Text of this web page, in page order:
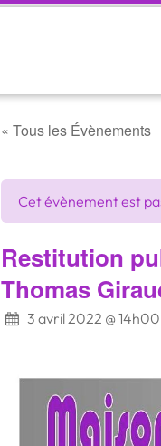
« Tous les Évènements
Cet évènement est
Restitution
Thomas
3 avril 2022 @ 14h00